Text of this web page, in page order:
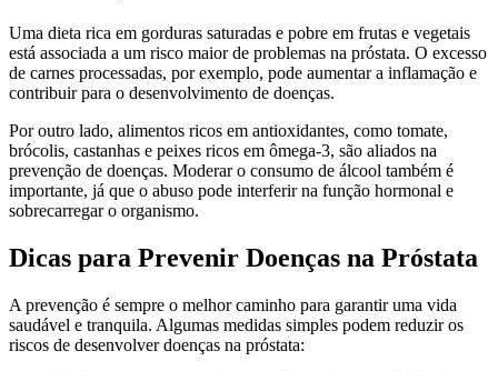
Uma dieta rica em gorduras saturadas e pobre em frutas e vegetais
está associada a um risco maior de problemas na próstata. O excesso
de carnes processadas, por exemplo, pode aumentar a inflamação e
contribuir para o desenvolvimento de doenças.
Por outro lado, alimentos ricos em antioxidantes, como tomate,
brócolis, castanhas e peixes ricos em ômega-3, são aliados na
prevenção de doenças. Moderar o consumo de álcool também é
importante, já que o abuso pode interferir na função hormonal e
sobrecarregar o organismo.
Dicas para Prevenir Doenças na Próstata
A prevenção é sempre o melhor caminho para garantir uma vida
saudável e tranquila. Algumas medidas simples podem reduzir os
riscos de desenvolver doenças na próstata: